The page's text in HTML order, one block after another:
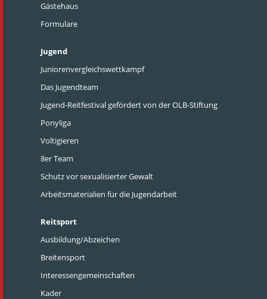
Gästehaus
Formulare
Jugend
Juniorenvergleichswettkampf
Das Jugendteam
Jugend-Reitfestival gefördert von der OLB-Stiftung
Ponyliga
Voltigieren
8er Team
Schutz vor sexualisierter Gewalt
Arbeitsmaterialien für die Jugendarbeit
Reitsport
Ausbildung/Abzeichen
Breitensport
Interessengemeinschaften
Kader